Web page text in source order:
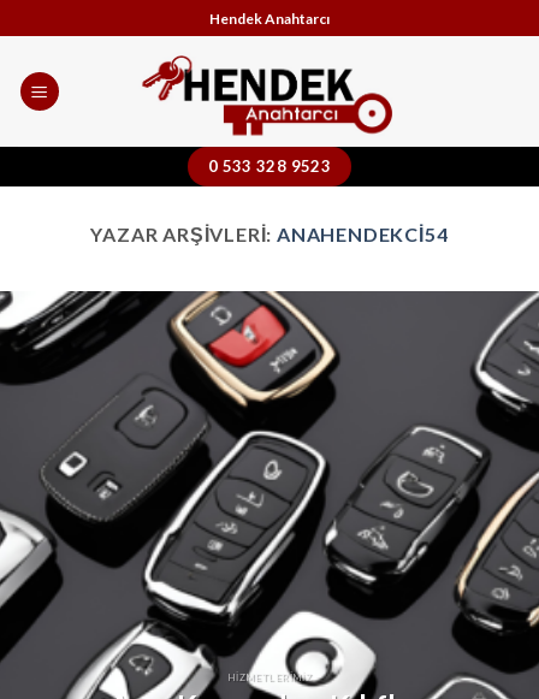
to
content
Hendek Anahtarcı
0 533 328 9523
YAZAR ARŞIVLERI:ANAHENDEKCI54
HIZMETLERIMIZ